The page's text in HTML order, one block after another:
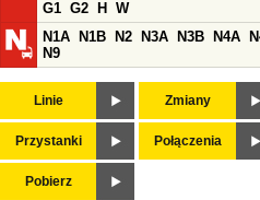
G1 G2 H
W
N1A
N1B N2 N3A N3B N4A
N9
Linie Zmiany
Przystanki Połączenia
Pobierz